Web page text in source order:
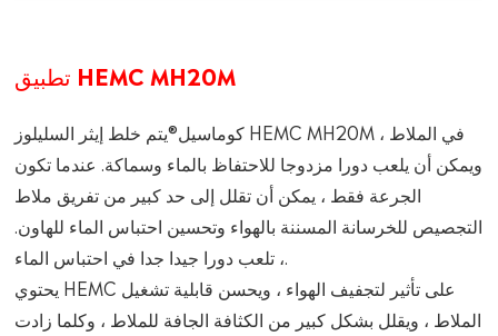
تطبيق HEMC MH20M
كوماسيل®يتم خلط إيثر السليلوز HEMC MH20M في الملاط ،
ويمكن أن يلعب دورا مزدوجا للاحتفاظ بالماء وسماكة. عندما تكون
الجرعة فقط ، يمكن أن تقلل إلى حد كبير من تفريق ملاط
التجصيص للخرسانة المسننة بالهواء وتحسين احتباس الماء للهاون.
يحتوي HEMC على تأثير لتجفيف الهواء ، ويحسن قابلية تشغيل
الملاط ، ويقلل بشكل كبير من الكثافة الجافة للملاط ، وكلما زادت